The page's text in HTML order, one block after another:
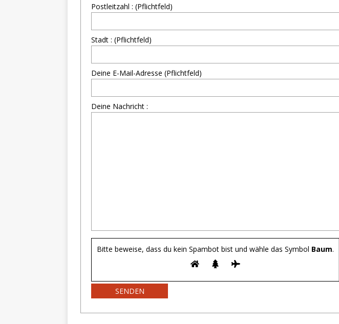
Postleitzahl : (Pflichtfeld)
Stadt : (Pflichtfeld)
Deine E-Mail-Adresse (Pflichtfeld)
Deine Nachricht :
Bitte beweise, dass du kein Spambot bist und wähle das Symbol Baum.